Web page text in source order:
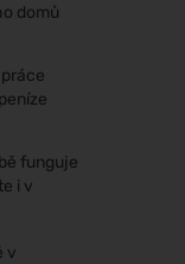
domů
funguje
i v
v